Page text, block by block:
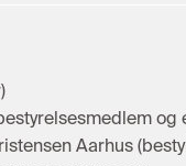
og
Aarhus